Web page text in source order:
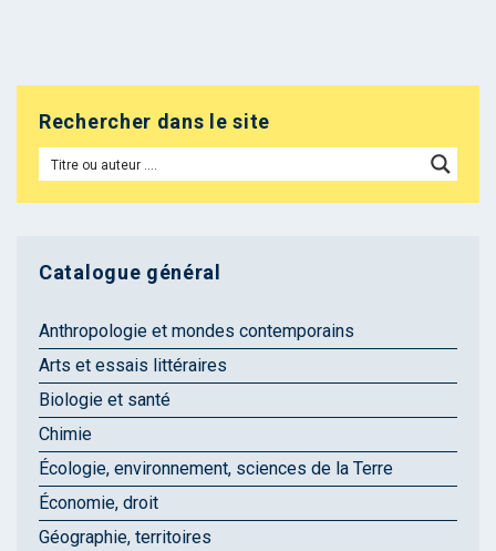
Rechercher dans le site
Catalogue général
Anthropologie et mondes contemporains
Arts et essais littéraires
Biologie et santé
Chimie
Écologie, environnement, sciences de la Terre
Économie, droit
Géographie, territoires